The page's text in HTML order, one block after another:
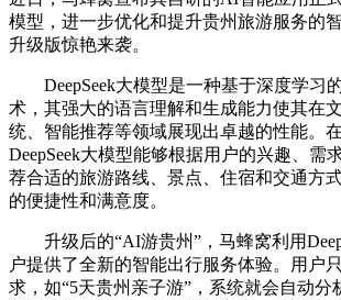
模型，进一步优化和提升贵州旅游服务的
升级版惊艳来袭。
DeepSeek大模型是一种基于深度学习
术，其强大的语言理解和生成能力使其在
统、智能推荐等领域展现出卓越的性能。
DeepSeek大模型能够根据用户的兴趣、需
荐合适的旅游路线、景点、住宿和交通方
的便捷性和满意度。
升级后的“AI游贵州”，马蜂窝利用
户提供了全新的智能出行服务体验。用户
求，如“5天贵州亲子游”，系统就会自动分